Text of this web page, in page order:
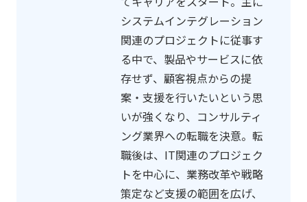
システムインテグレーション
関連のプロジェクトに従事す
る中で、製品やサービスに依
存せず、顧客視点からの提
案・支援を行いたいという思
いが強くなり、コンサルティ
ング業界への転職を決意。転
職後は、IT関連のプロジェク
トを中心に、業務改革や戦略
策定など支援の範囲を広げ、